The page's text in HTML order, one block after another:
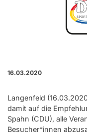
16.03.2020
Langenfeld
damit auf die
Spahn (CDU), alle
Besucher*innen